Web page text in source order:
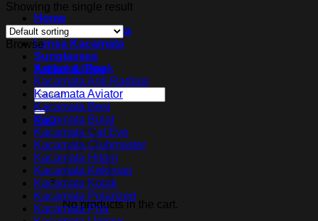
Home
Koleksi Kacamata
Lensa Kacamata
Sunglasses
Artikel & TIps
Search
for:
Rp0
No products in the cart.
Showing the single result
Browse
Kacamata Anak
Kacamata Anti Radiasi
Kacamata Aviator
Kacamata Besi
Kacamata Bulat
Kacamata Cat Eye
Kacamata Clubmaster
Kacamata Hitam
Kacamata Kekinian
Kacamata Kotak
Kacamata Polarized
Kacamata Pria